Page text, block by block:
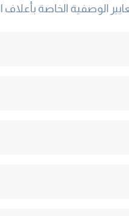
الوصفية الخاصة بأعلاف